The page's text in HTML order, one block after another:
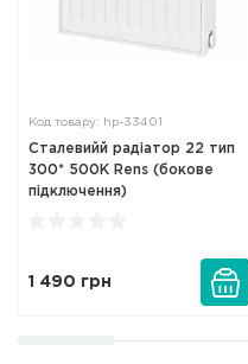
Код товару: hp-33401
Сталевийй радіатор 22 тип
300* 500K Rens (бокове
підключення)
1 490 грн